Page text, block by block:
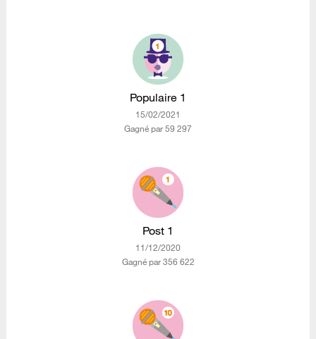
Populaire 1
‎15/02/2021
Gagné par 59 297
Post 1
‎11/12/2020
Gagné par 356 622